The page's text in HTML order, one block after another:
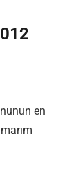
en